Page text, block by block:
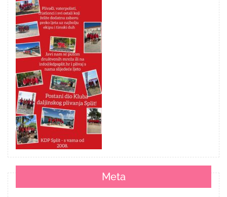
Meta